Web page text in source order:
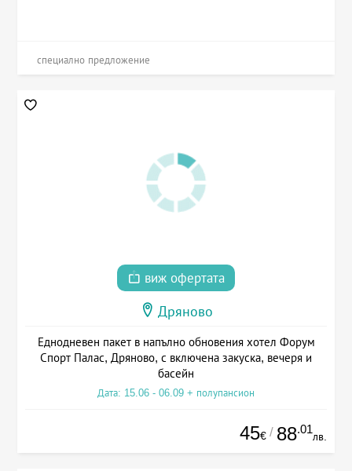
специално предложение
виж офертата
Дряново
Еднодневен пакет в напълно обновения хотел Форум
Спорт Палас, Дряново, с включена закуска, вечеря и
басейн
Дата: 15.06 - 06.09 + полупансион
45€ / 88.01
лв.